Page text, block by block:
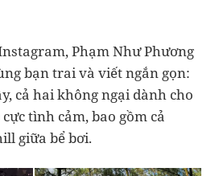
Phạm Như Phương
bạn trai và viết ngắn gọn:
cả hai không ngại dành cho
tình cảm, bao gồm cả
giữa bể bơi.